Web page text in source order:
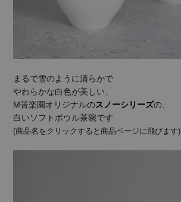
まるで雪のように清らかで
やわらかな白色が美しい、
M苦楽園オリジナルのスノーシリーズの、
白いソフトボウル茶碗です
(商品名をクリックすると商品ページに飛びます)